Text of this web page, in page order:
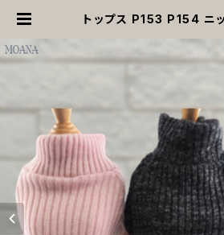
トップス P153 P154 ニ
ン ドッグウェア dog 犬 猫
犬服 おしゃれ リンク コ
い 小型 中型 返品交換